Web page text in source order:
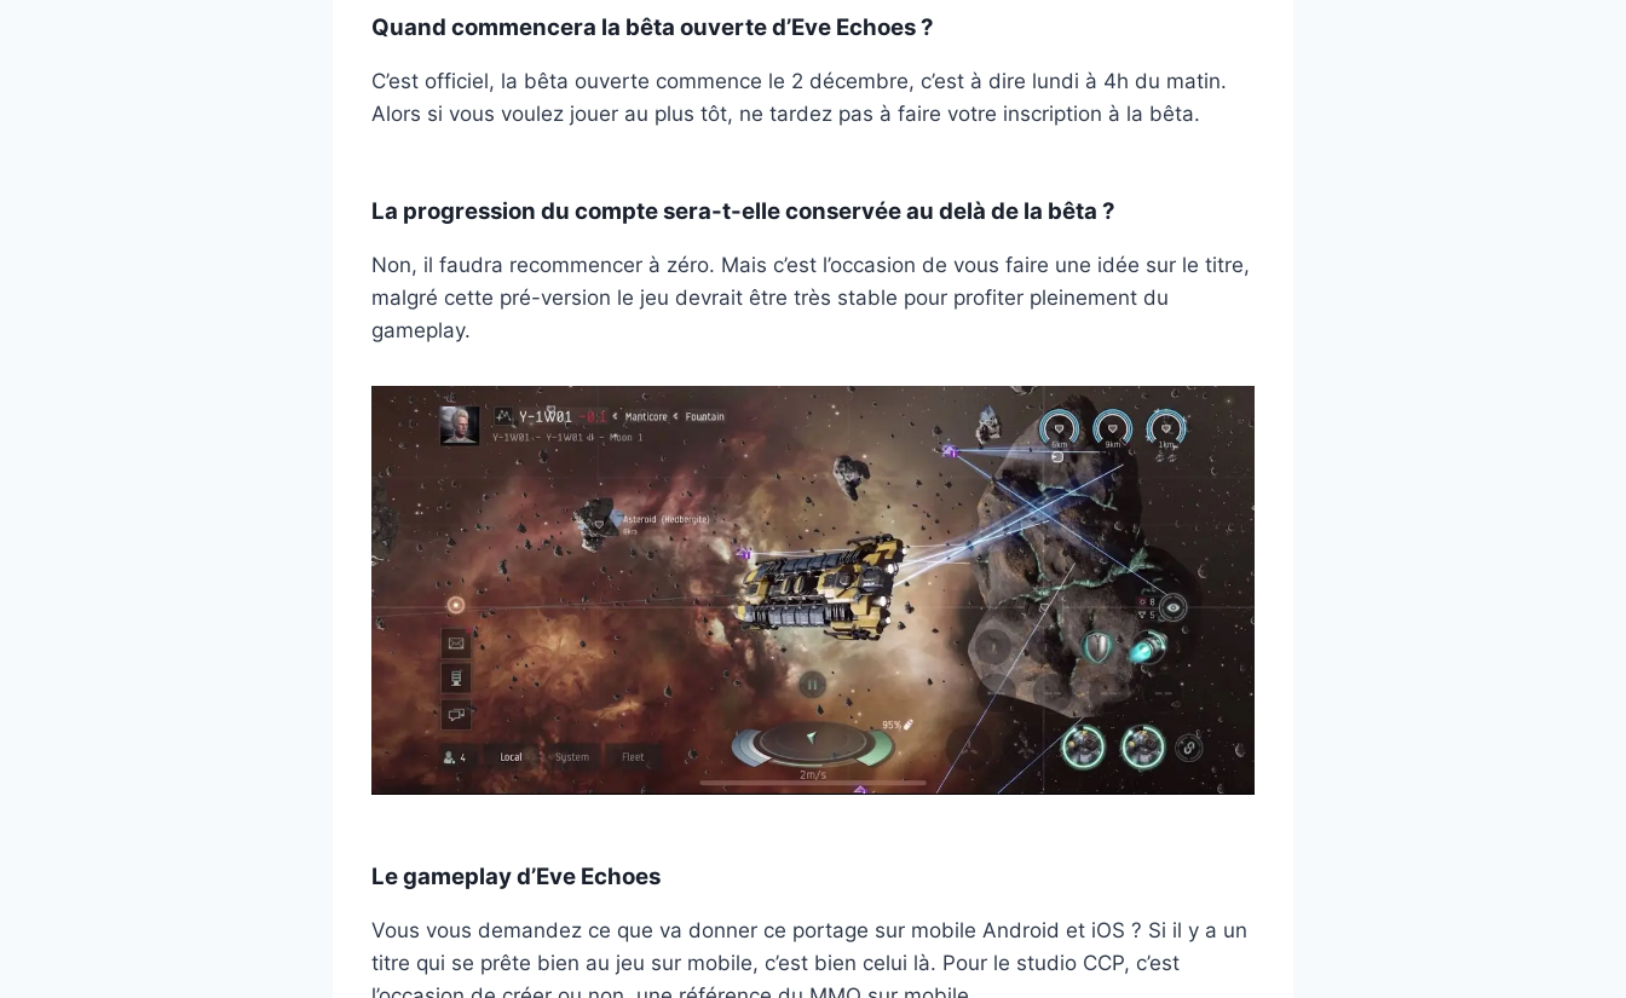
Quand commencera la bêta ouverte d’Eve Echoes ?
C’est officiel, la bêta ouverte commence le 2 décembre, c’est à dire lundi à 4h du matin.
Alors si vous voulez jouer au plus tôt, ne tardez pas à faire votre inscription à la bêta.
La progression du compte sera-t-elle conservée au delà de la bêta ?
Non, il faudra recommencer à zéro. Mais c’est l’occasion de vous faire une idée sur le titre,
malgré cette pré-version le jeu devrait être très stable pour profiter pleinement du
gameplay.
Le gameplay d’Eve Echoes
Vous vous demandez ce que va donner ce portage sur mobile Android et iOS ? Si il y a un
titre qui se prête bien au jeu sur mobile, c’est bien celui là. Pour le studio CCP, c’est